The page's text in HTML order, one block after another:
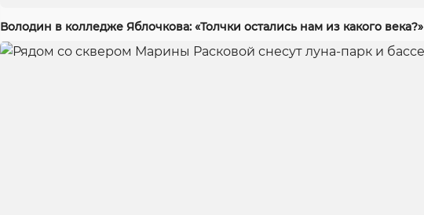
Володин в колледже Яблочкова: «Толчки остались нам из какого века?»